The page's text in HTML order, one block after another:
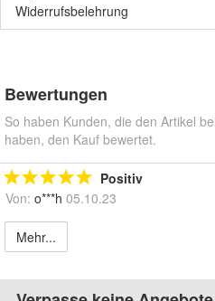
Widerrufsbelehrung
Bewertungen
So haben Kunden, die den Artikel
haben, den Kauf bewertet.
Positiv
Von: o***h 05.10.23
Mehr...